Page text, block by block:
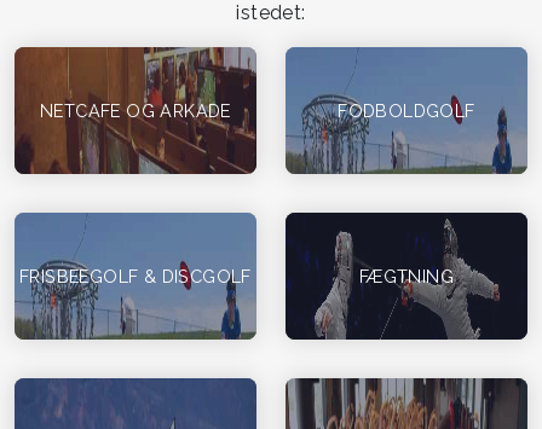
istedet:
NETCAFE OG ARKADE FODBOLDGOLF
FRISBEEGOLF & DISCGOLF FÆGTNING